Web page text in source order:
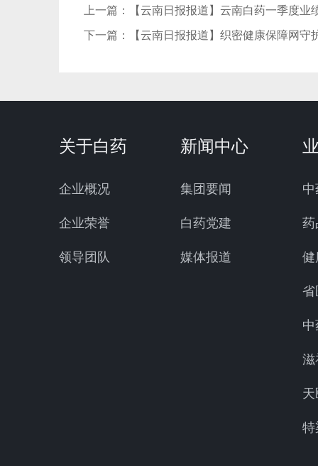
上一篇： 【云南日报报道】云南白药一季度
下一篇： 【云南日报报道】织密健康保障网
关于白药
企业概况
企业荣誉
领导团队
新闻中心
集团要闻
白药党建
媒体报道
药
健
省
滋
特